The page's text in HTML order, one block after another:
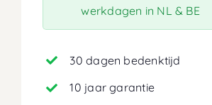
werkdagen in NL & BE
30 dagen bedenktijd
10 jaar garantie